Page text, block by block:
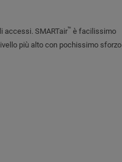
accessi. SMARTair™è facilissimo
più alto con pochissimo sforzo